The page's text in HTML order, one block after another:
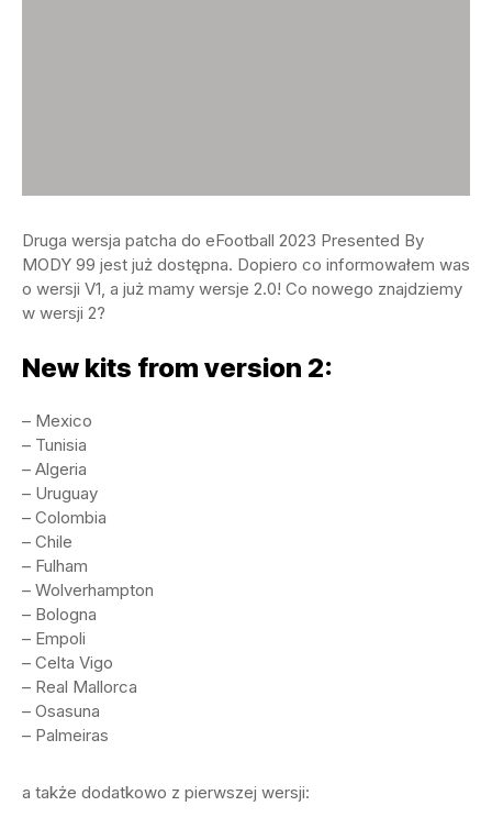
Druga wersja patcha do eFootball 2023 Presented By
MODY 99 jest już dostępna. Dopiero co informowałem was
o wersji V1, a już mamy wersje 2.0! Co nowego znajdziemy
w wersji 2?
New kits from version 2:
– Mexico
– Tunisia
– Algeria
– Uruguay
– Colombia
– Chile
– Fulham
– Wolverhampton
– Bologna
– Empoli
– Celta Vigo
– Real Mallorca
– Osasuna
– Palmeiras
a także dodatkowo z pierwszej wersji: